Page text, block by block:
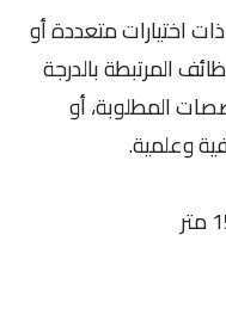
اختيارات متعددة أو
المرتبطة بالدرجة
المطلوبة، أو
وعلمية.